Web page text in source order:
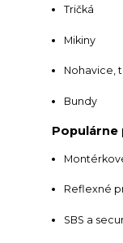
Tričká
Mikiny
Nohavice,
Bundy
Reflexné
SBS a